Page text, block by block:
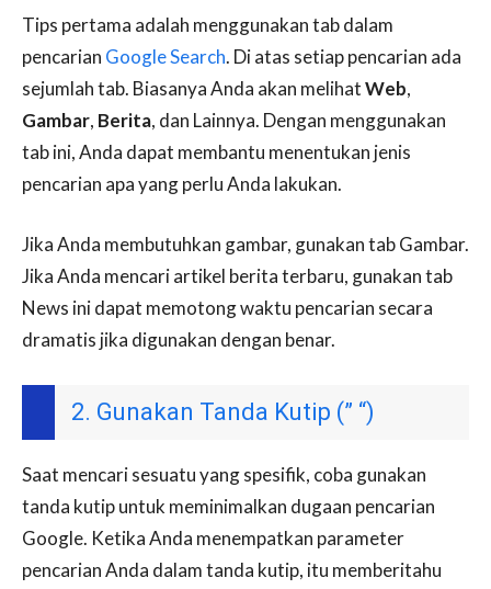
Tips pertama adalah menggunakan tab dalam
pencarian Google Search. Di atas setiap pencarian ada
sejumlah tab. Biasanya Anda akan melihatWeb,
Gambar, Berita, dan Lainnya. Dengan menggunakan
tab ini, Anda dapat membantu menentukan jenis
pencarian apa yang perlu Anda lakukan.
Jika Anda membutuhkan gambar, gunakan tab Gambar.
Jika Anda mencari artikel berita terbaru, gunakan tab
News ini dapat memotong waktu pencarian secara
dramatis jika digunakan dengan benar.
2. Gunakan Tanda Kutip (” “)
Saat mencari sesuatu yang spesifik, coba gunakan
tanda kutip untuk meminimalkan dugaan pencarian
Google. Ketika Anda menempatkan parameter
pencarian Anda dalam tanda kutip, itu memberitahu